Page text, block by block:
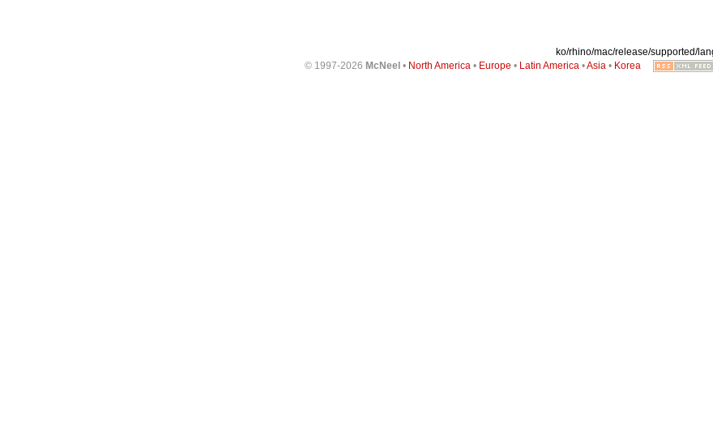
ko/rhino/mac/release/supported/
© 1997-2026 McNeel• North America • Europe • Latin America •Asia • Korea